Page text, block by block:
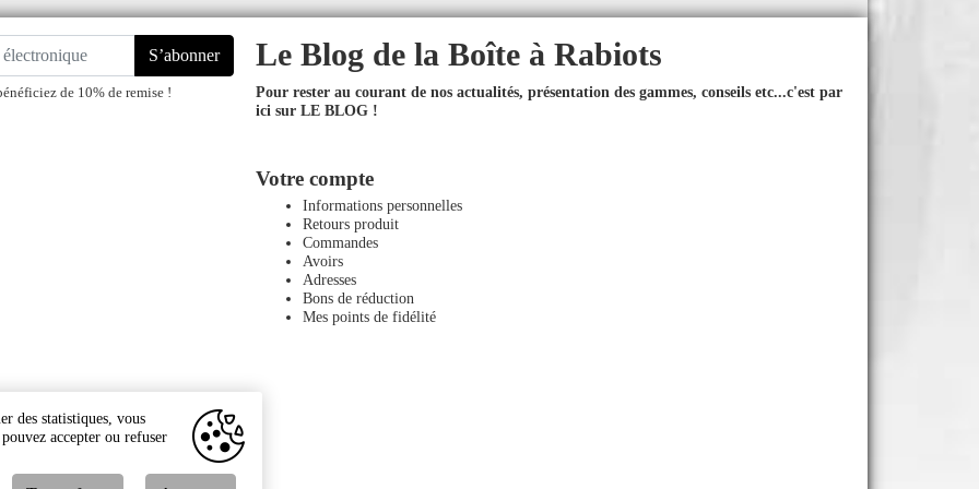
S’abonner
de 10% de remise !
Le Blog de la Boîte à Rabiots
Pour rester au courant de nos actualités, présentation des gammes, conseils etc...c'est par
ici sur LE BLOG !
Votre compte
Informations personnelles
Retours produit
Commandes
Avoirs
Adresses
Bons de réduction
Mes points de fidélité
des statistiques, vous
accepter ou refuser